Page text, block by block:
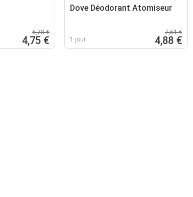
6,78 €
4,75 €
Dove Déodorant Atomiseur
1 jour
7,51 €
4,88 €